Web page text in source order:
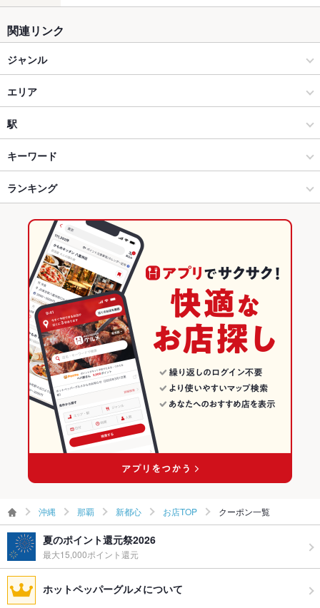
関連リンク
ジャンル
中華
中華全般
那覇 × 中華
那覇 × 中華全般
おもろまち駅 × 中華
おもろまち駅 × 中華全般
エリア
新都心
新都心 × 中華
新都心 × 中華全般
沖縄 × 中華
沖縄 × 中華全般
駅
おもろまち駅
キーワード
からあげ
生春巻き デザート
ランキング
沖縄のグルメランキング
沖縄の中華ランキング
沖縄の中華全般ランキング
那覇のグルメランキング
那覇の中華ランキング
那覇の中華全般ランキング
新都心のグルメランキング
沖縄 那覇 新都心 お店TOP クーポン一覧
夏のポイント還元祭2026
最大15,000ポイント還元
ホットペッパーグルメについて